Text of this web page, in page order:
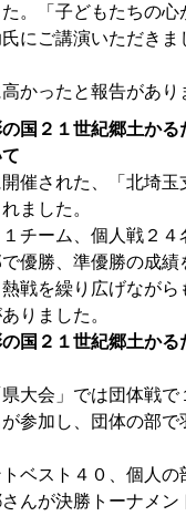
。「子どもたちの心
にご講演いただきま
かったと報告があり
国２１世紀郷土か
された、「北埼玉
ました。
チーム、個人戦２４
優勝、準優勝の成績
戦を繰り広げながら
りました。
国２１世紀郷土か
会」では団体戦で
参加し、団体の部で
ベスト４０、個人の
んが決勝トーナメン